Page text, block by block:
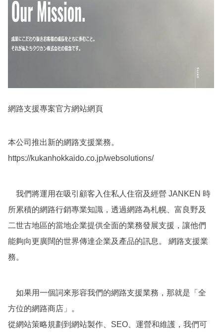
網路支援專案官方網站網頁
本公司推出新的網路支援業務。
https://kukanhokkaido.co.jp/websolutions/
我們將運用在吸引顧客入住私人住宿及經營 JANKEN 時
所累積的網路行銷專業知識，透過網路為札幌、富良野及
二世古地區的當地企業提供全面的業務發展支援，讓他們
能夠向更廣闊的世界傳達企業及產品的訊息。 網路支援業
務。
如果用一個詞來形容我們的網路支援業務，那就是「全
方位的網路商店」。
從網站策略規劃到網站製作、SEO、運營和維護，我們可